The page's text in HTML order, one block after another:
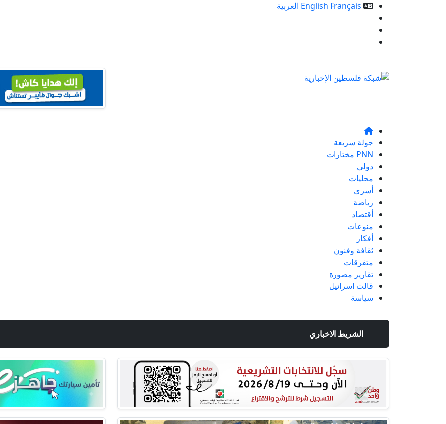
English Français
العربية
جولة سريعة
PNN مختارات
دولي
محليات
أسرى
رياضة
أقتصاد
منوعات
أفكار
ثقافة وفنون
متفرقات
تقارير مصورة
قالت اسرائيل
سياسة
الشريط الاخباري